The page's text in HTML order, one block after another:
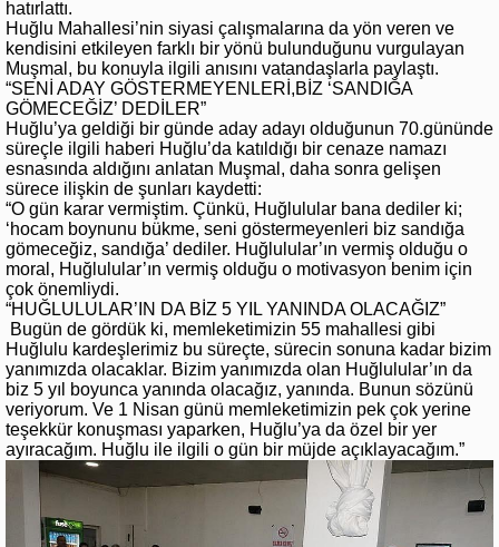
hatırlattı.
Huğlu Mahallesi’nin siyasi çalışmalarına da yön veren ve
kendisini etkileyen farklı bir yönü bulunduğunu vurgulayan
Muşmal, bu konuyla ilgili anısını vatandaşlarla paylaştı.
“SENİ ADAY GÖSTERMEYENLERİ,BİZ ‘SANDIĞA
GÖMECEĞİZ’ DEDİLER”
Huğlu’ya geldiği bir günde aday adayı olduğunun 70.gününde
süreçle ilgili haberi Huğlu’da katıldığı bir cenaze namazı
esnasında aldığını anlatan Muşmal, daha sonra gelişen
sürece ilişkin de şunları kaydetti:
“O gün karar vermiştim. Çünkü, Huğlulular bana dediler ki;
‘hocam boynunu bükme, seni göstermeyenleri biz sandığa
gömeceğiz, sandığa’ dediler. Huğlulular’ın vermiş olduğu o
moral, Huğlulular’ın vermiş olduğu o motivasyon benim için
çok önemliydi.
“HUĞLULULAR’IN DA BİZ 5 YIL YANINDA OLACAĞIZ”
Bugün de gördük ki, memleketimizin 55 mahallesi gibi
Huğlulu kardeşlerimiz bu süreçte, sürecin sonuna kadar bizim
yanımızda olacaklar. Bizim yanımızda olan Huğlulular’ın da
biz 5 yıl boyunca yanında olacağız, yanında. Bunun sözünü
veriyorum. Ve 1 Nisan günü memleketimizin pek çok yerine
teşekkür konuşması yaparken, Huğlu’ya da özel bir yer
ayıracağım. Huğlu ile ilgili o gün bir müjde açıklayacağım.”